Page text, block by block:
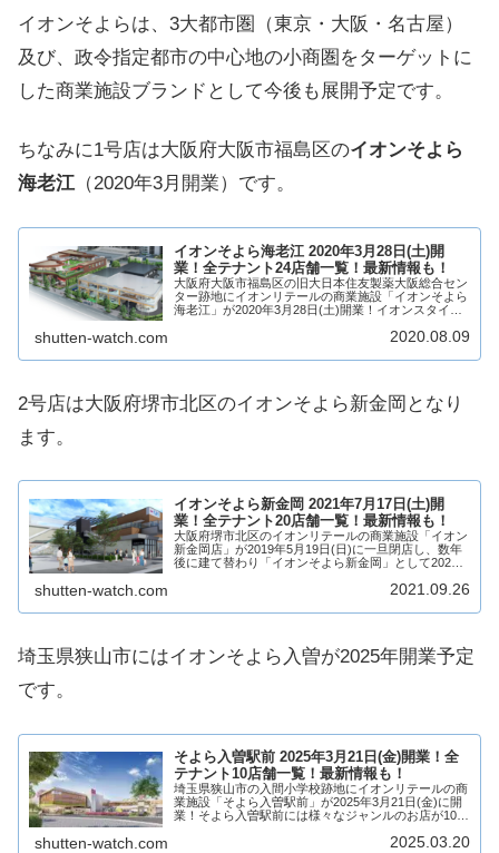
イオンそよらは、3大都市圏（東京・大阪・名古屋）
及び、政令指定都市の中心地の小商圏をターゲットに
した商業施設ブランドとして今後も展開予定です。
ちなみに1号店は大阪府大阪市福島区のイオンそよら
海老江（2020年3月開業）です。
イオンそよら海老江 2020年3月28日(土)開
業！全テナント24店舗一覧！最新情報も！
大阪府大阪市福島区の旧大日本住友製薬大阪総合セン
ター跡地にイオンリテールの商業施設「イオンそよら
海老江」が2020年3月28日(土)開業！イオンスタイル
ら海老江についてテナントや求人情報につ...
shutten-watch.com 2020.08.09
2号店は大阪府堺市北区のイオンそよら新金岡となり
ます。
イオンそよら新金岡 2021年7月17日(土)開
業！全テナント20店舗一覧！最新情報も！
大阪府堺市北区のイオンリテールの商業施設「イオン
新金岡店」が2019年5月19日(日)に一旦閉店し、数年
後に建て替わり「イオンそよら新金岡」として2021
られ、イオンスタイル新金岡を中心に...
shutten-watch.com 2021.09.26
埼玉県狭山市にはイオンそよら入曽が2025年開業予定
です。
そよら入曽駅前 2025年3月21日(金)開業！全
テナント10店舗一覧！最新情報も！
埼玉県狭山市の入間小学校跡地にイオンリテールの商
業施設「そよら入曽駅前」が2025年3月21日(金)に開
業！そよら入曽駅前には様々なジャンルのお店が10店
ついて概要、テナントや求人情報など最新...
shutten-watch.com 2025.03.20